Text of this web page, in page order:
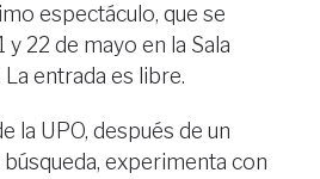
espectáculo, que se
22 de mayo en la Sala
La entrada es libre.
la UPO, después de un
experimenta con